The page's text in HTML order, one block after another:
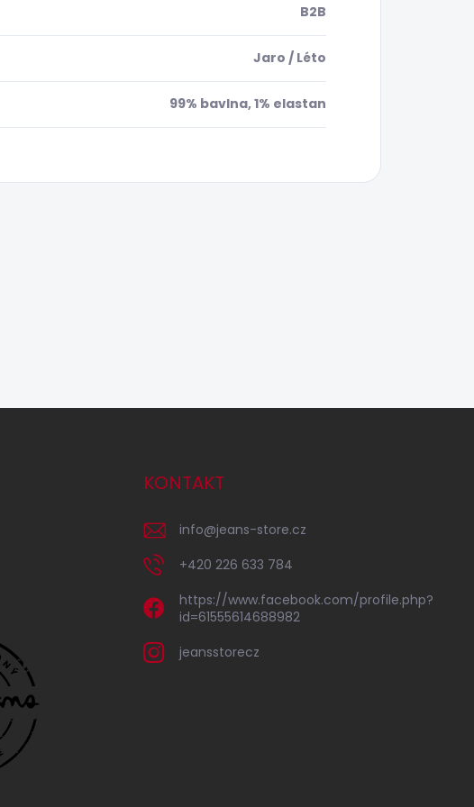
B2B
Jaro / Léto
99% bavlna, 1% elastan
KONTAKT
info@jeans-store.cz
+420 226 633 784
https://www.facebook.com/profile.php?
id=61555614688982
jeansstorecz